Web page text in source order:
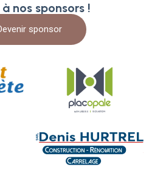
nos sponsors !
sponsor